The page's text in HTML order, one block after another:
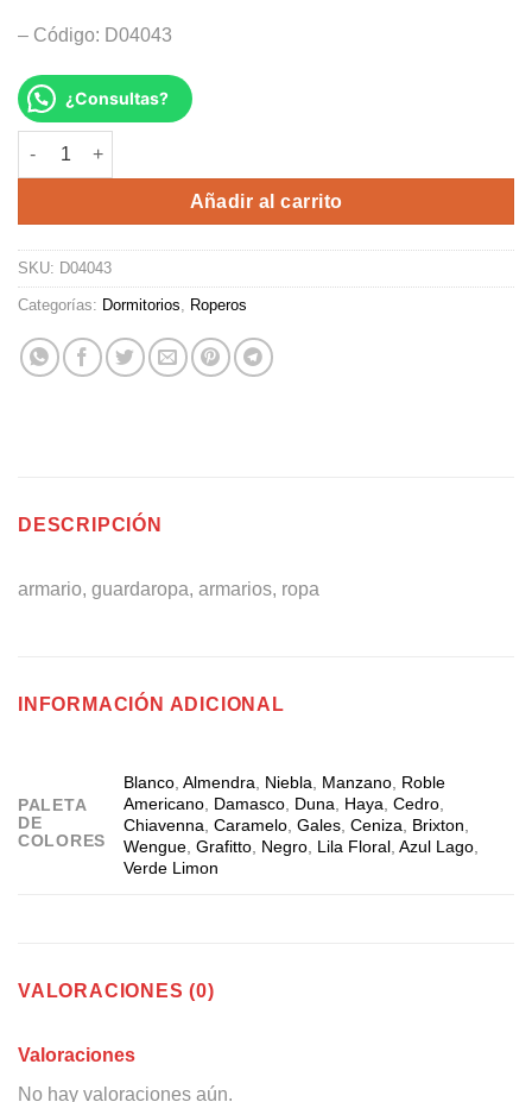
– Código: D04043
¿Consultas?
ROPERO ZLARIO cantidad
Añadir al carrito
SKU: D04043
Categorías: Dormitorios Roperos
DESCRIPCIÓN
armario, guardaropa, armarios, ropa
INFORMACIÓN ADICIONAL
PALETA
DE
COLORES
Blanco ,Almendra Niebla Manzano Roble
Americano Damasco Duna Haya ,Cedro
Chiavenna ,Caramelo ,Gales ,Ceniza Brixton
Wengue ,Grafitto Negro Lila Floral ,Azul Lago
Verde Limon
VALORACIONES (0)
Valoraciones
No hay valoraciones aún.